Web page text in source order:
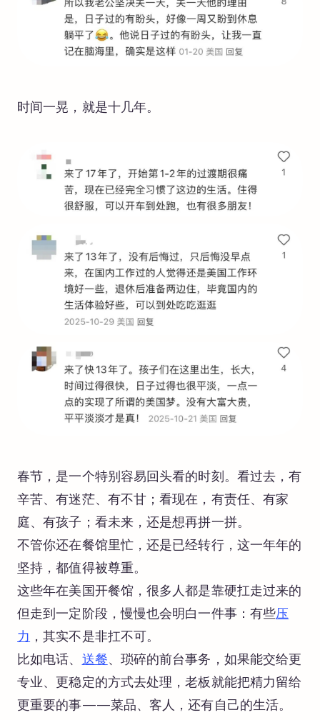
时间一晃，就是十几年。
春节，是一个特别容易回头看的时刻。看过去，有
辛苦、有迷茫、有不甘；看现在，有责任、有家
庭、有孩子；看未来，还是想再拼一拼。
不管你还在餐馆里忙，还是已经转行，这一年年的
坚持，都值得被尊重。
这些年在美国开餐馆，很多人都是靠硬扛走过来的
但走到一定阶段，慢慢也会明白一件事：有些压
力 ，其实不是非扛不可。
比如电话、 送餐、琐碎的前台事务，如果能交给更
专业、更稳定的方式去处理，老板就能把精力留给
更重要的事——菜品、客人，还有自己的生活。